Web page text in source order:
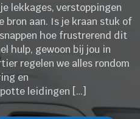
lekkages, verstoppingen
aan. Is je kraan stuk of
hoe frustrerend dit
hulp, gewoon bij jou in
regelen we alles rondom
en
leidingen […]